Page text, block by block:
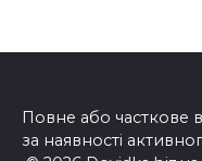
Повне або часткове
за наявності